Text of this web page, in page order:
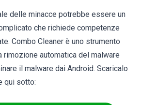
delle minacce potrebbe essere un
che richiede competenze
Combo Cleaner è uno strumento
automatica del malware
il malware dai Android. Scaricalo
qui sotto: